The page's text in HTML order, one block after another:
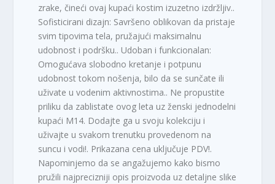
zrake, čineći ovaj kupaći kostim izuzetno izdržljiv..
Sofisticirani dizajn: Savršeno oblikovan da pristaje
svim tipovima tela, pružajući maksimalnu
udobnost i podršku.. Udoban i funkcionalan:
Omogućava slobodno kretanje i potpunu
udobnost tokom nošenja, bilo da se sunčate ili
uživate u vodenim aktivnostima.. Ne propustite
priliku da zablistate ovog leta uz ženski jednodelni
kupaći M14. Dodajte ga u svoju kolekciju i
uživajte u svakom trenutku provedenom na
suncu i vodi!. Prikazana cena uključuje PDV!.
Napominjemo da se angažujemo kako bismo
pružili najprecizniji opis proizvoda uz detaljne slike